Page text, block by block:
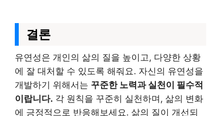
결론
유연성은 개인의 삶의 질을 높이고, 다양한 상황
에 잘 대처할 수 있도록 해줘요. 자신의 유연성을
개발하기 위해서는 꾸준한 노력과 실천이 필수적
이랍니다. 각 원칙을 꾸준히 실천하며, 삶의 변화
에 긍정적으로 반응해보세요. 삶의 질이 개선되